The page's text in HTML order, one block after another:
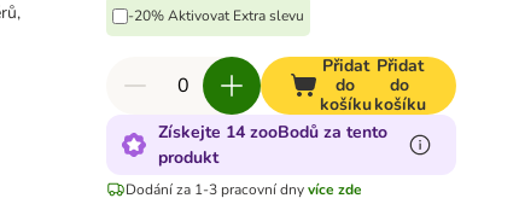
-20% Aktivovat Extra slevu
Přidat
do
košíku
Přidat
do
košíku
Získejte 14 zooBodů za tento
produkt
Dodání za 1-3 pracovní dny více zde